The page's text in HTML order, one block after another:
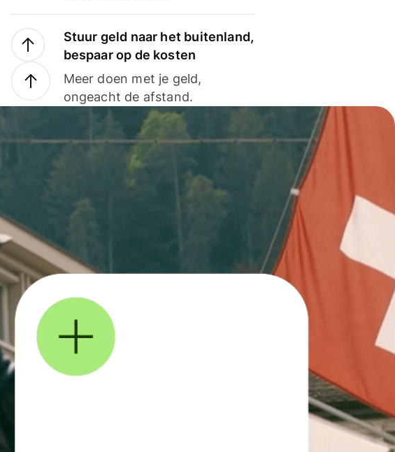
Stuur geld naar het buitenland,
bespaar op de kosten
Meer doen met je geld,
ongeacht de afstand.